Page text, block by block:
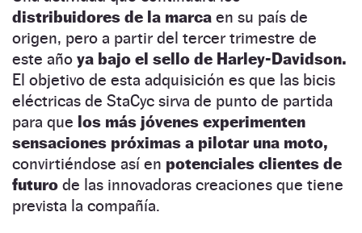
distribuidores de la marca en su país de
origen, pero a partir del tercer trimestre de
este año ya bajo el sello de Harley-Davidson.
El objetivo de esta adquisición es que las bicis
eléctricas de StaCyc sirva de punto de partida
para que los más jóvenes experimenten
sensaciones próximas a pilotar una moto,
convirtiéndose así en potenciales clientes de
futuro de las innovadoras creaciones que tiene
prevista la compañía.